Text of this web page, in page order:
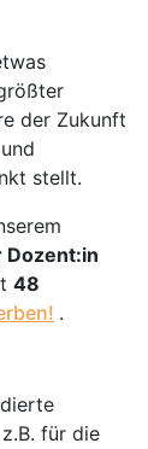
der Zukunft
stellt.
48
.
für die